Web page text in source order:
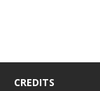
CREDITS